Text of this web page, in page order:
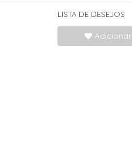
LISTA DE DESEJOS
Adicionar